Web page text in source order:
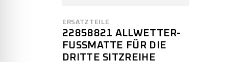
ERSATZTEILE
22858821 ALLWETTER-
FUSSMATTE FÜR DIE D
RITTE SITZREIHE